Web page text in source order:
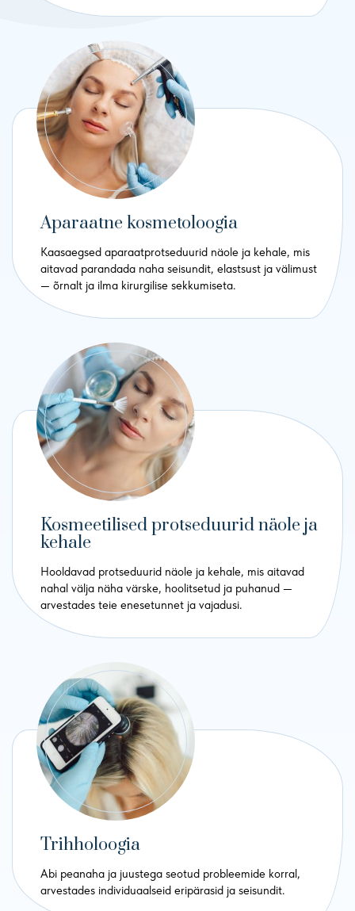
Aparaatne kosmetoloogia
Kaasaegsed aparaatprotseduurid näole ja kehale, mis
aitavad parandada naha seisundit, elastsust ja välimust
— õrnalt ja ilma kirurgilise sekkumiseta.
Kosmeetilised protseduurid näole ja
kehale
Hooldavad protseduurid näole ja kehale, mis aitavad
nahal välja näha värske, hoolitsetud ja puhanud —
arvestades teie enesetunnet ja vajadusi.
Trihholoogia
Abi peanaha ja juustega seotud probleemide korral,
arvestades individuaalseid eripärasid ja seisundit.